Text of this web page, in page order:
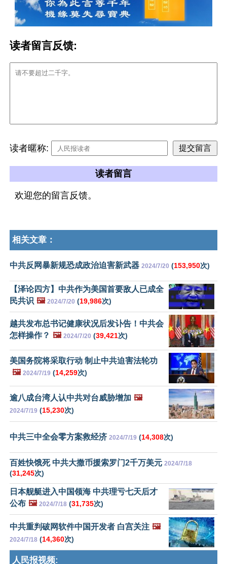
读者留言反馈:
读者暱称:
读者留言
欢迎您的留言反馈。
相关文章：
中共反网暴新规恐成政治迫害新武器 2024/7/20 (153,950次)
【泽论四方】中共作为美国首要敌人已成全
民共识 🖼️ 2024/7/20 (19,986次)
越共发布总书记健康状况后发讣告！中共会
怎样操作？ 🖼️ 2024/7/20 (39,421次)
美国务院将采取行动 制止中共迫害法轮功
🖼️ 2024/7/19 (14,259次)
逾八成台湾人认中共对台威胁增加 🖼️
2024/7/19 (15,230次)
中共三中全会零方案救经济 2024/7/19 (14,308次)
百姓快饿死 中共大撒币援索罗门2千万美元 2024/7/18
(31,245次)
日本舰艇进入中国领海 中共理亏七天后才
公布 🖼️ 2024/7/18 (31,735次)
中共重判破网软件中国开发者 白宫关注 🖼️
2024/7/18 (14,360次)
人民报视频: